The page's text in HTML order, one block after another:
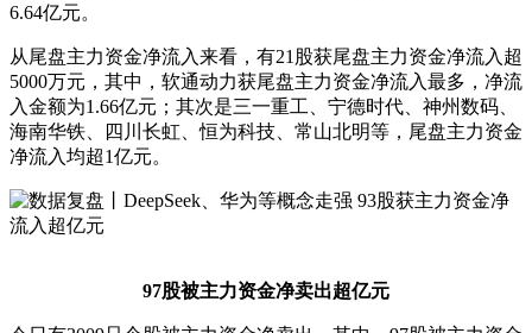
6.64亿元。
从尾盘主力资金净流入来看，有21股获尾盘主力资金净流入超
5000万元，其中，软通动力获尾盘主力资金净流入最多，净流
入金额为1.66亿元；其次是三一重工、宁德时代、神州数码、
海南华铁、四川长虹、恒为科技、常山北明等，尾盘主力资金
净流入均超1亿元。
97股被主力资金净卖出超亿元